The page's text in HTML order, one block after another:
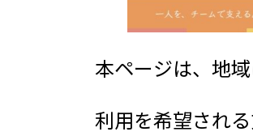
本ページは、地
利用を希望され